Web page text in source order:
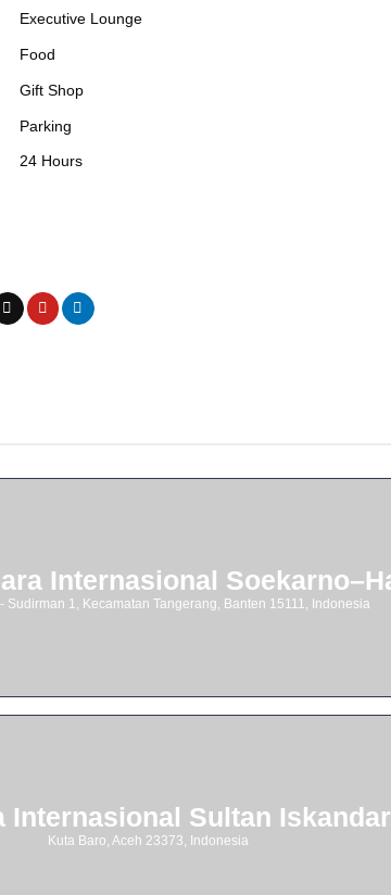
Executive Lounge
Food
Gift Shop
Parking
24 Hours
Internasional
Sudirman 1, Kecamatan Tangerang, Banten 15111, Indonesia
Internasional Sultan
Kuta Baro, Aceh 23373, Indonesia